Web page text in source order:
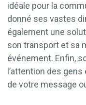
idéale pour la
donné ses vastes
également une
son transport et sa
événement. Enfin,
l’attention des
de votre message